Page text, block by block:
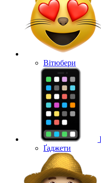
Вітюбери
Ґаджети